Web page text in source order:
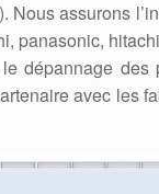
assurons
panasonic,
dépannage
avec les